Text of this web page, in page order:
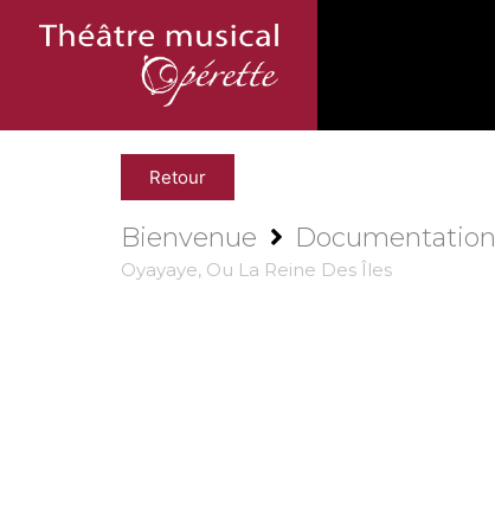
Retour
Bienvenue Documentation
Oyayaye, Ou La Reine Des Îles